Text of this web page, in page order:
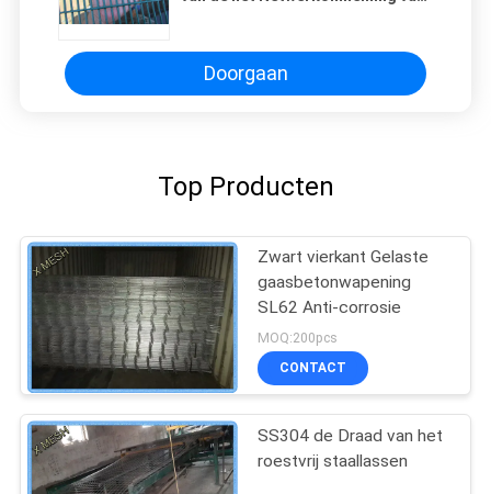
Doorgaan
Top Producten
Zwart vierkant Gelaste
gaasbetonwapening
SL62 Anti-corrosie
MOQ:200pcs
CONTACT
SS304 de Draad van het
roestvrij staallassen